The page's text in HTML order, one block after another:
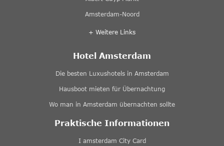
Amsterdam-Noord
+ Weitere Links
Hotel Amsterdam
Die besten Luxushotels in Amsterdam
Hausboot mieten für Übernachtung
Wo man in Amsterdam übernachten sollte
Praktische Informationen
I amsterdam City Card